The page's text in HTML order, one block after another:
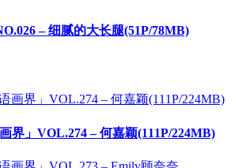
– 细腻的大长腿(51P/78MB)
界」VOL.274 – 何嘉颖(111P/224MB)